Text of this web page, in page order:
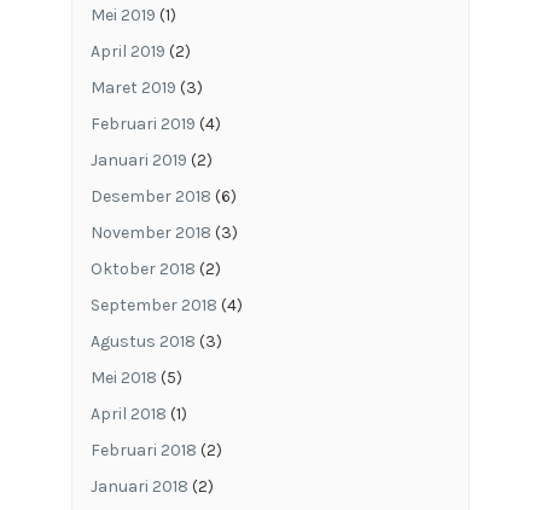
Mei 2019 (1)
April 2019 (2)
Maret 2019 (3)
Februari 2019 (4)
Januari 2019 (2)
Desember 2018 (6)
November 2018 (3)
Oktober 2018 (2)
September 2018 (4)
Agustus 2018 (3)
Mei 2018 (5)
April 2018 (1)
Februari 2018 (2)
Januari 2018 (2)